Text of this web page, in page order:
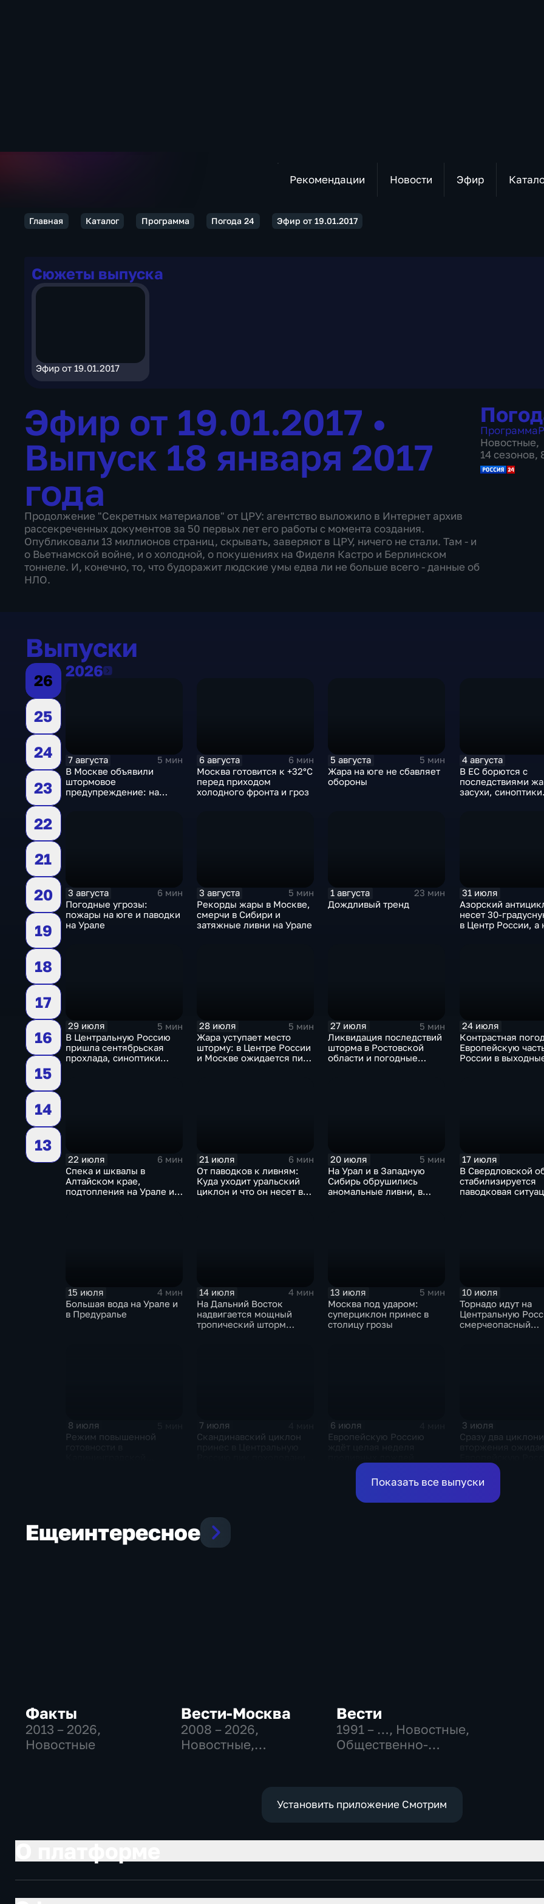
Рекомендации Новости Эфир
Главная Каталог Программа Погода 24 Эфир от 19.01.2017
Сюжеты выпуска
Эфир от 19.01.2017
Эфир от 19.01.2017 •
Выпуск 18 января 2017
года
Продолжение "Секретных материалов" от ЦРУ: агентство выложило в Интернет архив
рассекреченных документов за 50 первых лет его работы с момента создания.
Опубликовали 13 миллионов страниц, скрывать, заверяют в ЦРУ, ничего не стали. Там - и
о Вьетнамской войне, и о холодной, о покушениях на Фиделя Кастро и Берлинском
тоннеле. И, конечно, то, что будоражит людские умы едва ли не больше всего - данные об
НЛО.
Программа
Новостные,
14 сезонов,
Выпуски
26
25
24
23
22
21
20
19
18
17
16
15
14
13
20262026
7 августа
5 мин
В Москве объявили
штормовое
предупреждение: на
6 августа
6 мин
Москва готовится к +32°C
перед приходом
холодного фронта и гроз
5 августа
5 мин
Жара на юге не сбавляет
обороны
4 августа
В ЕС борются с
последствиями
засухи, синоптики
3 августа
6 мин
Погодные угрозы:
пожары на юге и паводки
на Урале
3 августа
5 мин
Рекорды жары в Москве,
смерчи в Сибири и
затяжные ливни на Урале
1 августа
23 мин
Дождливый тренд
31 июля
Азорский
несет 30-
в Центр России, а
29 июля
5 мин
В Центральную Россию
пришла сентябрьская
прохлада, синоптики
28 июля
5 мин
Жара уступает место
шторму: в Центре России
и Москве ожидается пик
27 июля
5 мин
Ликвидация последствий
шторма в Ростовской
области и погодные
24 июля
Контрастная
Европейскую
России в
22 июля
6 мин
Спека и шквалы в
Алтайском крае,
подтопления на Урале и
21 июля
6 мин
От паводков к ливням:
Куда уходит уральский
циклон и что он несет в
20 июля
5 мин
На Урал и в Западную
Сибирь обрушились
аномальные ливни, в
17 июля
В Свердловской
стабилизируется
паводковая
15 июля
4 мин
Большая вода на Урале и
в Предуралье
14 июля
4 мин
На Дальний Восток
надвигается мощный
тропический шторм
13 июля
5 мин
Москва под ударом:
суперциклон принес в
столицу грозы
10 июля
Торнадо идут на
Центральную
смерчеопасный
8 июля
Режим повышенной
7 июля
Скандинавский циклон
6 июля
Европейскую Россию
3 июля
Сразу два
оставшиеся дни
Показать все выпуски
Ещеинтересное
Факты
2013 – 2026,
Новостные
Вести-Москва
2008 – 2026,
Новостные,
экономические
Вести
1991 – …, Новостные,
Общественно-
Установить приложение Смотрим